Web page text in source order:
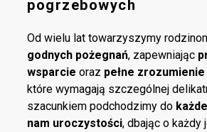
pogrzebowych
Od wielu lat towarzyszymy
godnych pożegnań, zapewniając
wsparcie oraz pełne zrozumienie
które wymagają szczególnej
szacunkiem podchodzimy do
nam uroczystości, dbając o każdy